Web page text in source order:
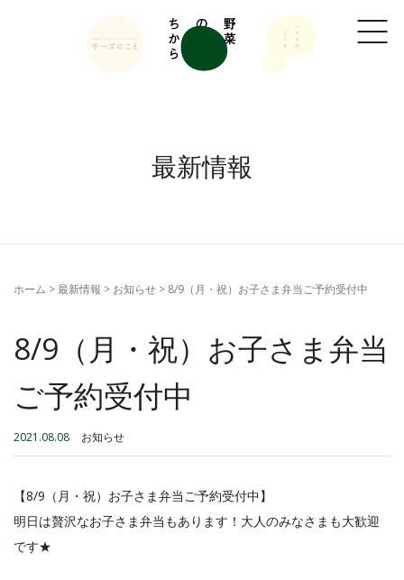
最新情報
ホーム > 最新情報 > お知らせ > 8/9（月・祝）お子さま弁当ご予約受付中
8/9（月・祝）お子さま弁当
ご予約受付中
2021.08.08 お知らせ
【8/9（月・祝）お子さま弁当ご予約受付中】
明日は贅沢なお子さま弁当もあります！大人のみなさまも大歓迎
です★